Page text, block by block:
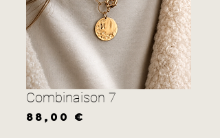
Combinaison 7
88,00 €